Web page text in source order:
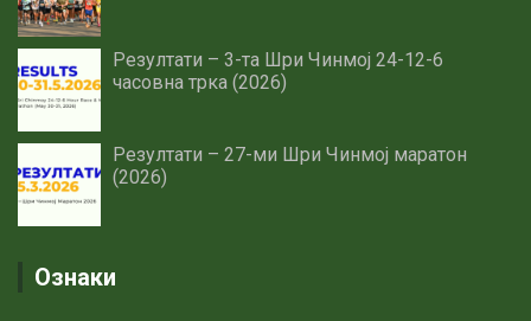
Резултати – 3-та Шри Чинмој 24-12-6
часовна трка (2026)
Резултати – 27-ми Шри Чинмој маратон
(2026)
Ознаки